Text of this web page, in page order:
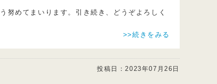
努めてまいります。引き続き、どうぞよろしく
>>続きをみる
投稿日： 2023年07月26日